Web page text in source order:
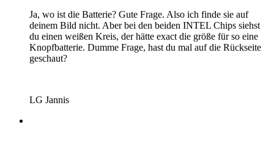
Ja, wo ist die Batterie? Gute Frage. Also ich finde sie auf
deinem Bild nicht. Aber bei den beiden INTEL Chips siehst
du einen weißen Kreis, der hätte exact die größe für so eine
Knopfbatterie. Dumme Frage, hast du mal auf die Rückseite
geschaut?
LG Jannis